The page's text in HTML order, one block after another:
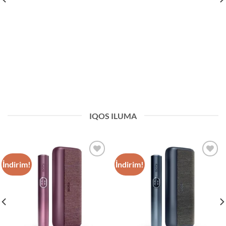
IQOS ILUMA
İndirim! İndirim!